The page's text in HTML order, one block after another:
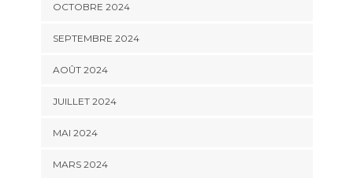
OCTOBRE 2024
SEPTEMBRE 2024
AOÛT 2024
JUILLET 2024
MAI 2024
MARS 2024